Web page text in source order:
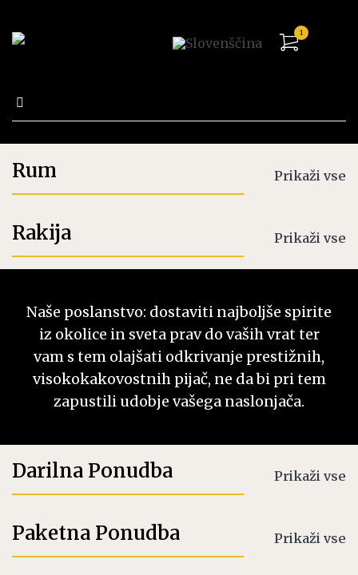
1
Rum Prikaži vse
Rakija Prikaži vse
Naše poslanstvo: dostaviti najboljše spirite
iz okolice in sveta prav do vaših vrat ter
vam s tem olajšati odkrivanje prestižnih,
visokokakovostnih pijač, ne da bi pri tem
zapustili udobje vašega naslonjača.
Darilna Ponudba Prikaži vse
Paketna Ponudba Prikaži vse